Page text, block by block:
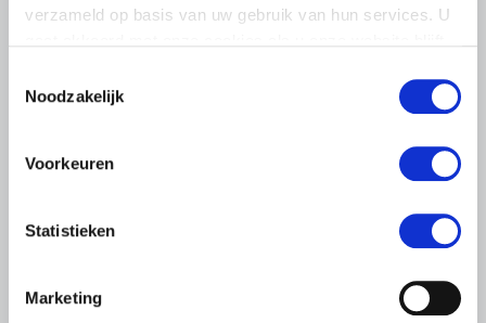
verzameld op basis van uw gebruik van hun services. U
Noodzakelijk
Voorkeuren
Statistieken
Marketing